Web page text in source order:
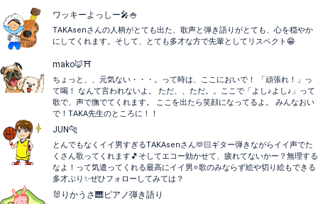
ワッキーよっしー🎤🍚
TAKAsenさんの人柄がとても出た、歌声と弾き語りがとても、心を穏やか
にしてくれます。そして、とても多才な方で先輩としてリスペクト😁
mako🦊⛩️
ちょっと、、元気ない・・・。って時は、ここにおいで！ 「頑張れ！」っ
て喝！ なんて言われないよ。 ただ、、ただ。。ここで「よし♪よし♪」って
歌で、声で撫でてくれます。 ここを出たら笑顔になってるよ。 みんなおい
で！TAKA先生のところに！！
JUN🐆
とんでもなくイイ男すぎるTAKAsenさん🫶🏻ギター弾きながらイイ声でた
くさん歌ってくれます🎵そしてエコー効かせて、疲れてないかー？無理する
なよ！って気遣ってくれる最高にイイ男⭐️歌のみならず絵や切り絵もできる
多才ぶり✨ぜひフォローしてみては？
🐰りかうさ🎹ピアノ弾き語り